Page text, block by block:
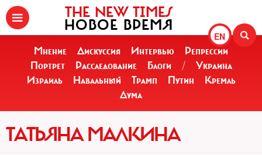
EN
THE NEW TIMES
НОВОЕ ВРЕМЯ
Мнение Дискуссия Интервью
Репрессии
Портрет
Расследование Блоги /
Украина
Израиль
Навальный Трамп Путин
Кремль
Дума
ТАТЬЯНА МАЛКИНА